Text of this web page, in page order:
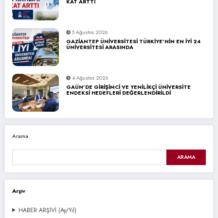
5 Ağustos 2026
GAZİANTEP ÜNİVERSİTESİ TÜRKİYE’NİN EN İYİ 24
ÜNİVERSİTESİ ARASINDA
4 Ağustos 2026
GAÜN’DE GİRİŞİMCİ VE YENİLİKÇİ ÜNİVERSİTE
ENDEKSİ HEDEFLERİ DEĞERLENDİRİLDİ
Arama
ARAMA
Arşiv
HABER ARŞİVİ (Ay/Yıl)